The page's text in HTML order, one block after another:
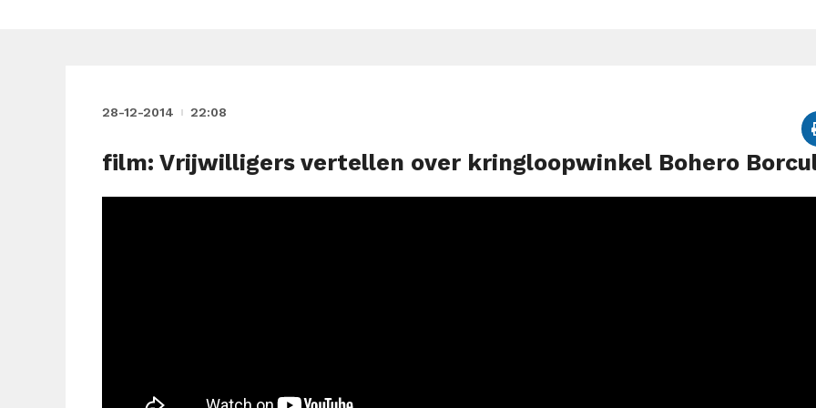
28-12-2014 22:08
film: Vrijwilligers vertellen over kringloopwinkel Bohero